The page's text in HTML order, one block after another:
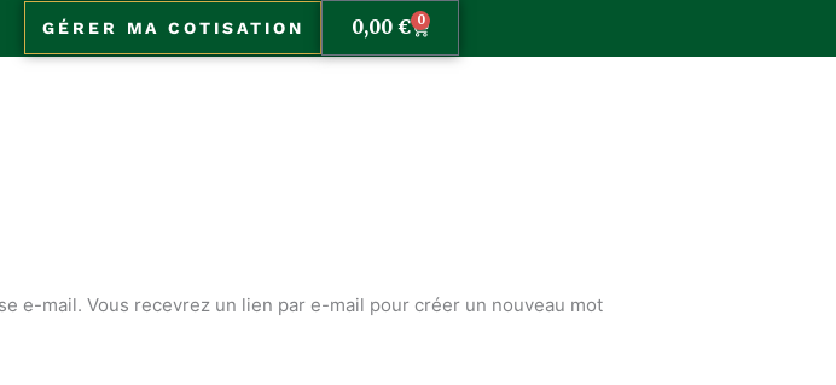
GÉRER MA COTISATION 0,00€ 0
Panier
e-mail. Vous recevrez un lien par e-mail pour créer un nouveau mot